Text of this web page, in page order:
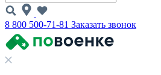
8 800 500-71-81 Заказать звонок